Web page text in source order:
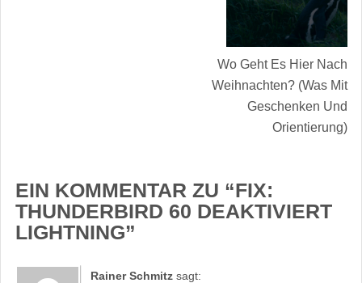
Wo Geht Es Hier Nach
Weihnachten? (was Mit
Geschenken Und
Orientierung)
EIN KOMMENTAR ZU “FIX:
THUNDERBIRD 60 DEAKTIVIERT
LIGHTNING”
Rainer Schmitz sagt: